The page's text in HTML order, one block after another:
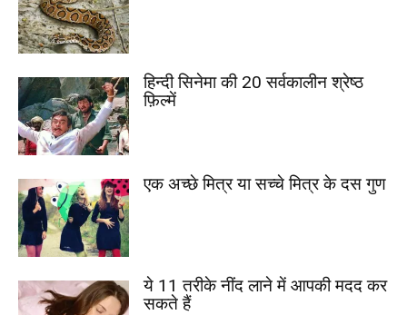
हिन्दी सिनेमा की 20 सर्वकालीन श्रेष्ठ
फ़िल्में
एक अच्छे मित्र या सच्चे मित्र के दस गुण
ये 11 तरीके नींद लाने में आपकी मदद कर
सकते हैं